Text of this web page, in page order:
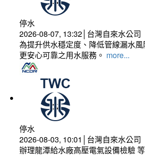
停水
2026-08-07, 13:32│台灣自來水公司
為提升供水穩定度、降低管線漏水
更安心可靠之用水服務。 more...
停水
2026-08-03, 10:01│台灣自來水公司
辦理龍潭給水廠高壓電氣設備檢驗